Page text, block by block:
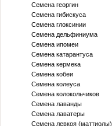
Семена георгин
Семена гибискуса
Семена глоксинии
Семена дельфиниума
Семена ипомеи
Семена катарантуса
Семена кермека
Семена кобеи
Семена колеуса
Семена колокольчиков
Семена лаванды
Семена лаватеры
Семена левкоя (маттиолы)